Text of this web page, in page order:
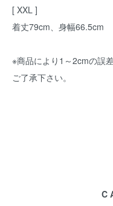
[ XXL ]
着丈79cm、身幅66.5cm
※商品により1～2cmの誤
ご了承下さい。